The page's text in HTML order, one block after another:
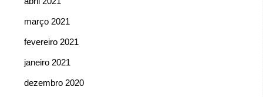
março 2021
fevereiro 2021
janeiro 2021
dezembro 2020